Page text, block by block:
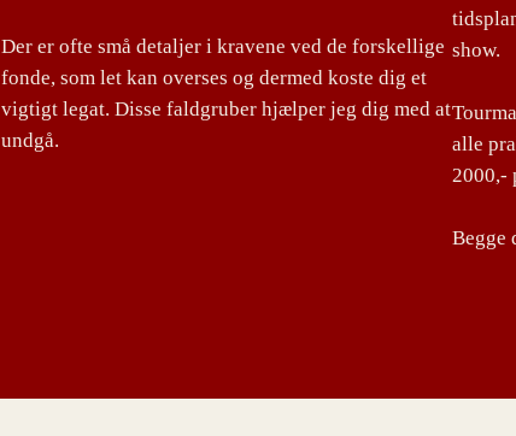
Der er ofte små detaljer i kravene ved de forskellige
fonde, som let kan overses og dermed koste dig et
vigtigt legat. Disse faldgruber hjælper jeg dig med at
undgå.
show.
alle
2000,-
Begge